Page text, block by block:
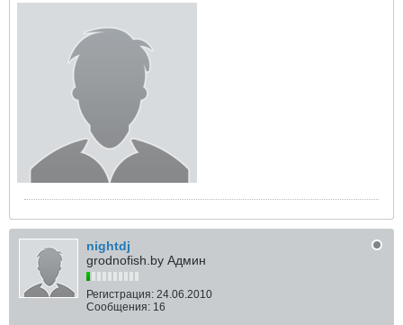
nightdj
grodnofish.by Админ
Регистрация: 24.06.2010
Сообщения: 16